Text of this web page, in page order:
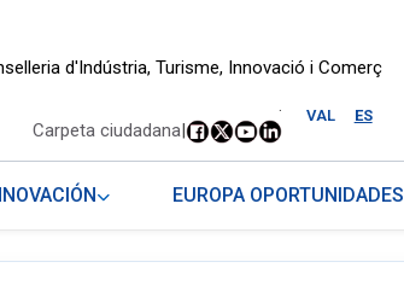
d'Indústria, Turisme, Innovació i Comerç
VAL ES
.
Carpeta ciudadana|
EUROPA OPORTUNIDADES